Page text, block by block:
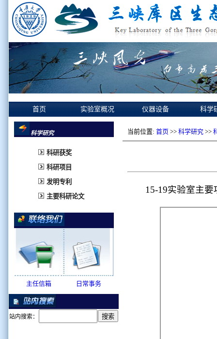
首页 实验室概况 仪器设备 科学
科学研究
科研获奖
科研项目
发明专利
主要科研论文
主任信箱 日常事务
站内搜索：
当前位置: 首页 >> 科学研究 >>
15-19实验室主要